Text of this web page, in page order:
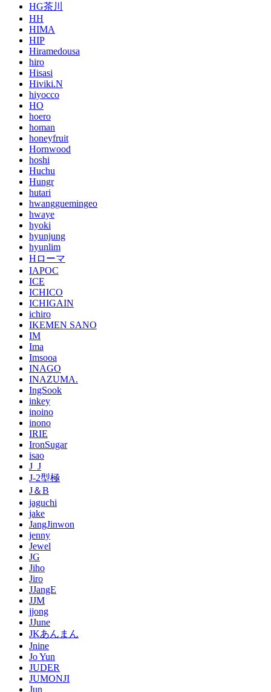
HG茶川
HH
HIMA
HIP
Hiramedousa
hiro
Hisasi
Hiviki.N
hiyocco
HO
hoero
homan
honeyfruit
Hornwood
hoshi
Huchu
Hungr
hutari
hwangguemingeo
hwaye
hyoki
hyunjung
hyunlim
Hローマ
IAPOC
ICE
ICHICO
ICHIGAIN
ichiro
IKEMEN SANO
IM
Ima
Imsooa
INAGO
INAZUMA.
IngSook
inkey
inoino
inono
IRIE
IronSugar
isao
J_J
J-2型極
J＆B
jaguchi
jake
JangJinwon
jenny
Jewel
JG
Jiho
Jiro
JJangE
JJM
jjong
JJune
JKあんまん
Jnine
Jo Yun
JUDER
JUMONJI
Jun